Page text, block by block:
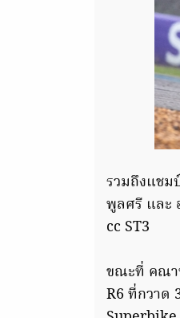
รวมถึงแชม
พูลศรี และ
cc ST3
ขณะที่ คณา
R6 ที่กวาด